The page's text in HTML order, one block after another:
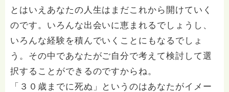
とはいえあなたの人生はまだこれから開けていく
のです。いろんな出会いに恵まれるでしょうし、
いろんな経験を積んでいくことにもなるでしょ
う。その中であなたがご自分で考えて検討して選
択することができるのですからね。
「３０歳までに死ぬ」というのはあなたがイメー